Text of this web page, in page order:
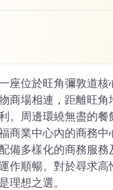
座位於旺角彌敦道核
商場相連，距離旺角
。周邊環繞無盡的
商業中心內的商務中
備多樣化的商務服務
作順暢。對於尋求
理想之選。